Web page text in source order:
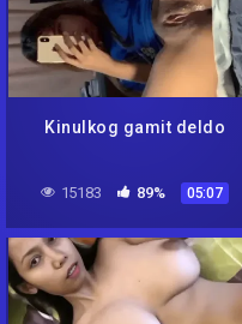
Kinulkog gamit deldo
15183 89% 05:07